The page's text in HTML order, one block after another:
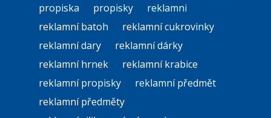
propiska
propisky
reklamni
reklamní batoh
reklamní cukrovinky
reklamní dary
reklamní dárky
reklamní hrnek
reklamní krabice
reklamní propisky
reklamní předmět
reklamní předměty